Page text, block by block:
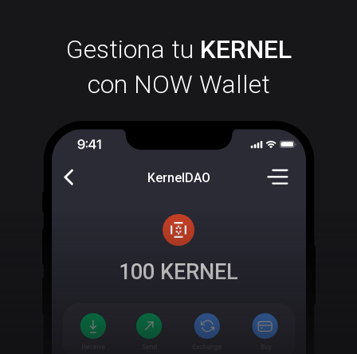
Gestiona tu KERNEL
con NOW Wallet
KernelDAO
100 KERNEL